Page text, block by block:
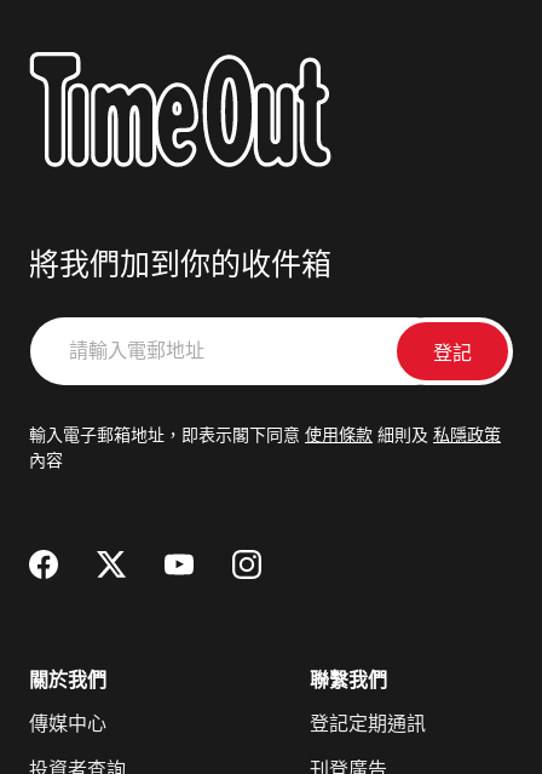
將我們加到你的收件箱
請
輸
郵
輸入電子郵箱地址，即表示閣下同意 使用條款 細則及 私隱政策
內容
關於我們
傳媒中心
聯繫我們
登記定期通訊